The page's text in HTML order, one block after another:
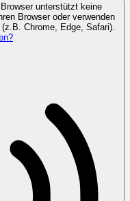
Browser unterstützt keine
Browser oder verwenden
Chrome, Edge, Safari).